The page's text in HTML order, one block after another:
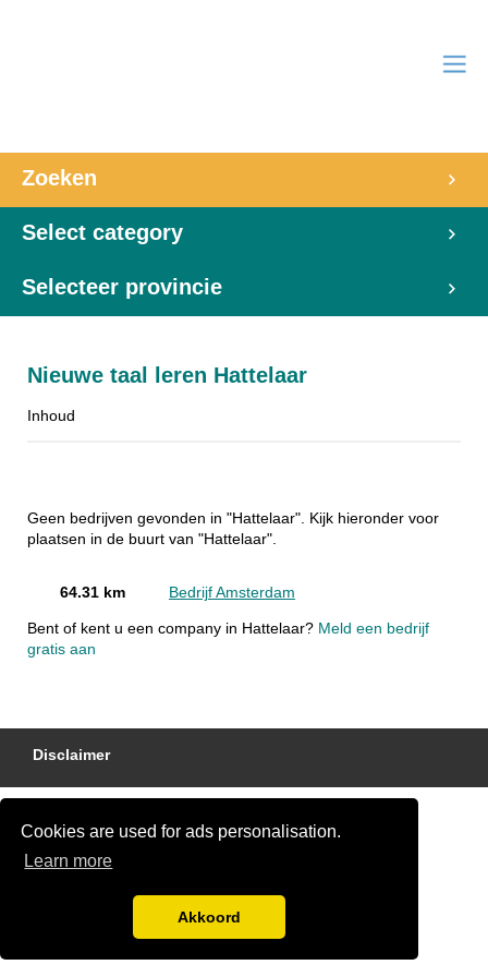
Cookies are used for ads personalisation.
Learn more
Akkoord
Zoeken
Select category
Selecteer provincie
Nieuwe taal leren Hattelaar
Inhoud
Geen bedrijven gevonden in "Hattelaar". Kijk hieronder voor
plaatsen in de buurt van "Hattelaar".
64.31 km Bedrijf Amsterdam
Bent of kent u een company in Hattelaar? Meld een bedrijf
gratis aan
Disclaimer